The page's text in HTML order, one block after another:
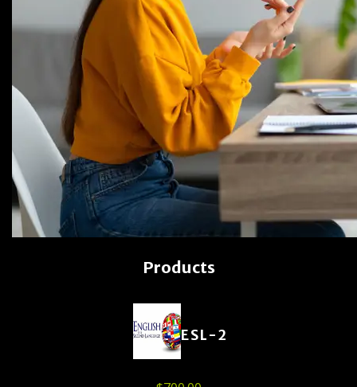
Products
ESL-2